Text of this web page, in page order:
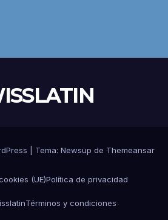
Tema: Newsup de Themeansar
(UE)Política de privacidad
Términos y condiciones